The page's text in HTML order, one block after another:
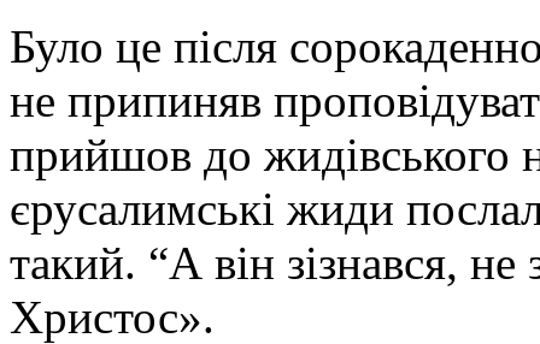
Було це після
не припиняв
прийшов до жидівського
єрусалимські жиди
такий. “А він зізнався,
Христос».